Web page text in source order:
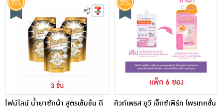
ไฟน์ไลน์ น้ำยาซักผ้า สูตรเข้มข้น ดี
คิวท์เพรส ยูวี เอ็กซ์เพิร์ท โพรเทคชั่น